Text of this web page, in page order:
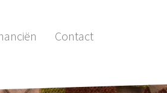
Contact